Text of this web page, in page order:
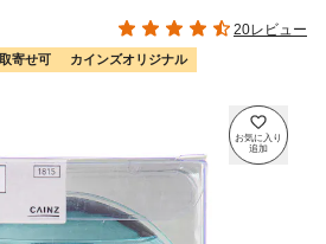
20レビュー
寄せ可 カインズオリジナル